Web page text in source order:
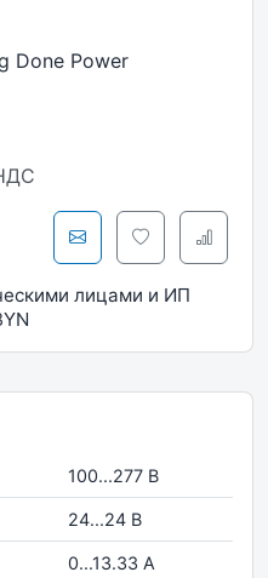
Done Power
лицами и ИП
100...277 В
24...24 В
0...13.33 А